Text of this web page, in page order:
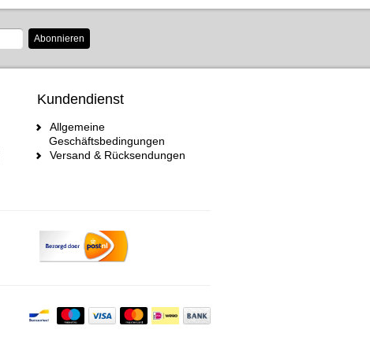
Abonnieren
Kundendienst
Allgemeine
Geschäftsbedingungen
Versand & Rücksendungen